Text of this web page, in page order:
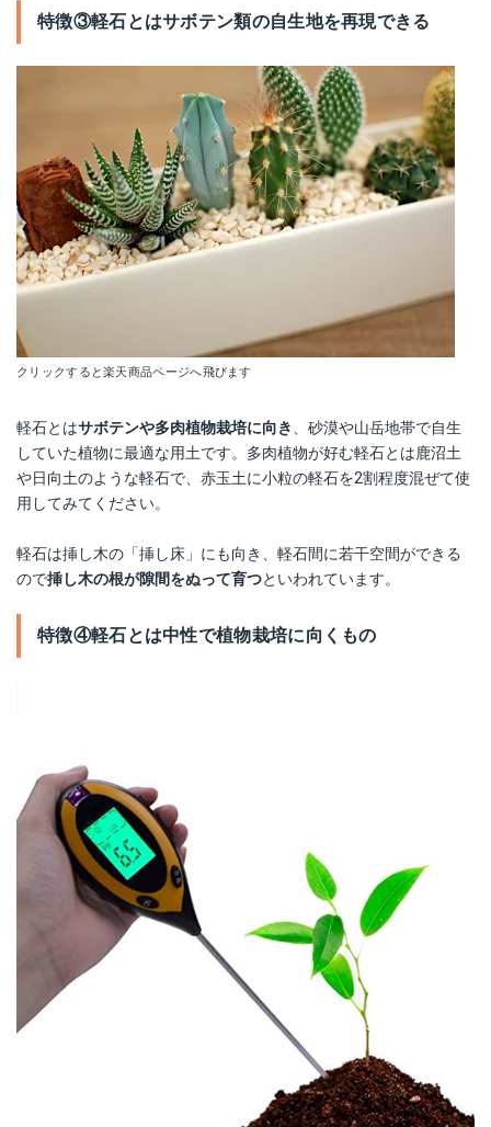
特徴③軽石とはサボテン類の自生地を再現できる
クリックすると楽天商品ページへ飛びます
軽石とはサボテンや多肉植物栽培に向き
、砂漠や山岳地帯で自生
していた植物に最適な用土です。多肉植物が好む軽石とは鹿沼土
や日向土のような軽石で、赤玉土に小粒の軽石を2割程度混ぜて使
用してみてください。
軽石は挿し木の「挿し床」にも向き、軽石間に若干空間ができる
ので挿し木の根が隙間をぬって育つといわれています。
特徴④軽石とは中性で植物栽培に向くもの